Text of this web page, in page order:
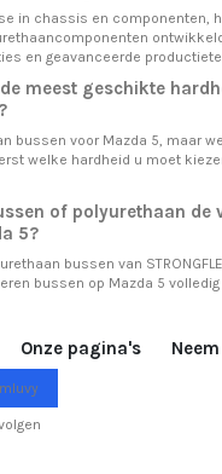
in chassis en componenten,
en geavanceerde
meest geschikte
bussen voor Mazda 5, maar
welke hardheid u moet
of polyurethaan de
5?
bussen van
bussen op Mazda 5 volledig
Onze pagina's